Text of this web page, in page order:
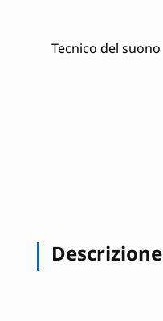
Tecnico del suono
Descrizione